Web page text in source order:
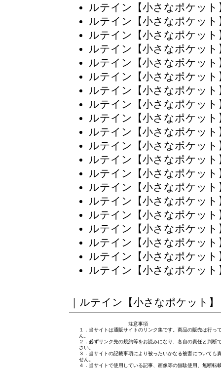
ルテイン【小さなポケッ
ルテイン【小さなポケッ
ルテイン【小さなポケッ
ルテイン【小さなポケッ
ルテイン【小さなポケッ
ルテイン【小さなポケッ
ルテイン【小さなポケッ
ルテイン【小さなポケッ
ルテイン【小さなポケッ
ルテイン【小さなポケッ
ルテイン【小さなポケッ
ルテイン【小さなポケッ
ルテイン【小さなポケッ
ルテイン【小さなポケッ
ルテイン【小さなポケッ
ルテイン【小さなポケッ
ルテイン【小さなポケッ
ルテイン【小さなポケッ
ルテイン【小さなポケッ
ルテイン【小さなポケッ
｜ ルテイン【小さなポケット】
注意事項
１．当サイトは通販サイトのリンク集です。商品の販売は行っ
ん。
２．必ずリンク先の規約等をお読みになり、各自の責任と判断
さい。
３．当サイトの記載事項により被ったいかなる被害についても
せん。
４．当サイトで使用している記事、画像等の無駄使用、無断転